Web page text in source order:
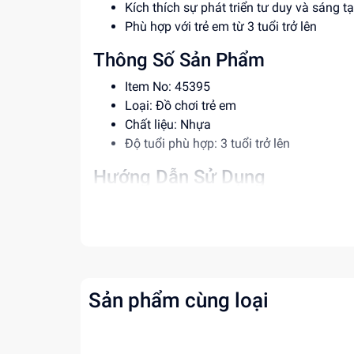
Kích thích sự phát triển tư duy và sáng
Phù hợp với trẻ em từ 3 tuổi trở lên
Thông Số Sản Phẩm
Item No: 45395
Loại: Đồ chơi trẻ em
Chất liệu: Nhựa
Độ tuổi phù hợp: 3 tuổi trở lên
Hướng Dẫn Sử Dụng
Hướng dẫn trẻ em sử dụng đèn một
Không để trẻ em sử dụng gần nguồn
Phát triển tư duy và sáng tạo
Sản phẩm cùng loại